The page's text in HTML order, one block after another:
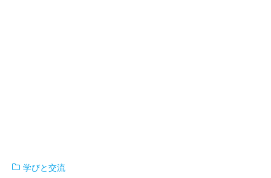
学びと交流